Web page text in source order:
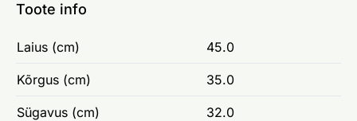
Toote info
Laius (cm) 45.0
Kõrgus (cm) 35.0
Sügavus (cm) 32.0